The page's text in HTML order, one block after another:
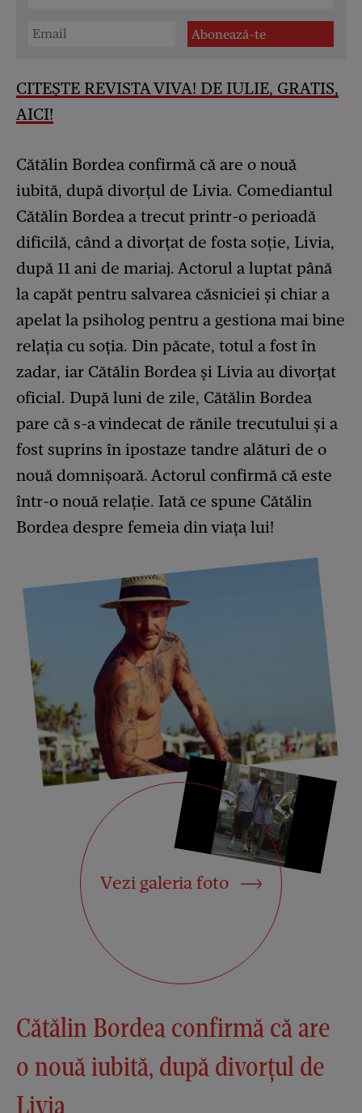
CITEȘTE REVISTA VIVA! DE IULIE, GRATIS,
AICI!
Cătălin Bordea confirmă că are o nouă
iubită, după divorțul de Livia. Comediantul
Cătălin Bordea a trecut printr-o perioadă
dificilă, când a divorțat de fosta soție, Livia,
după 11 ani de mariaj. Actorul a luptat până
la capăt pentru salvarea căsniciei și chiar a
apelat la psiholog pentru a gestiona mai bine
relația cu soția. Din păcate, totul a fost în
zadar, iar Cătălin Bordea și Livia au divorțat
oficial. După luni de zile, Cătălin Bordea
pare că s-a vindecat de rănile trecutului și a
fost suprins în ipostaze tandre alături de o
nouă domnișoară. Actorul confirmă că este
într-o nouă relație. Iată ce spune Cătălin
Bordea despre femeia din viața lui!
Vezi galeria foto
Cătălin Bordea confirmă că are
o nouă iubită, după divorțul de
Livia